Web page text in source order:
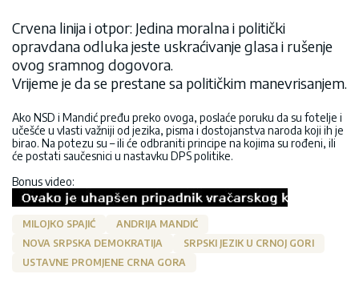
Crvena linija i otpor: Jedina moralna i politički
opravdana odluka jeste uskraćivanje glasa i rušenje
ovog sramnog dogovora.
Vrijeme je da se prestane sa političkim manevrisanjem.
Ako NSD i Mandić pređu preko ovoga, poslaće poruku da su fotelje i
učešće u vlasti važniji od jezika, pisma i dostojanstva naroda koji ih je
birao. Na potezu su – ili će odbraniti principe na kojima su rođeni, ili
će postati saučesnici u nastavku DPS politike.
Bonus video:
MILOJKO SPAJIĆ
ANDRIJA MANDIĆ
NOVA SRPSKA DEMOKRATIJA
SRPSKI JEZIK U CRNOJ GORI
USTAVNE PROMJENE CRNA GORA